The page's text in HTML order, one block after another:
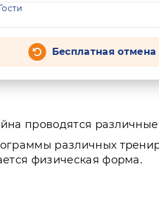
Бесплатная отмена
проводятся
различных
физическая форма.